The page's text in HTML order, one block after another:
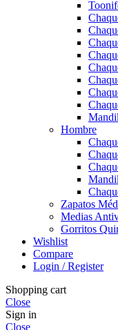
Hombre
Zapatos
Medias
Gorritos
Wishlist
Compare
Login / Register
Shopping cart
Close
Sign in
Close